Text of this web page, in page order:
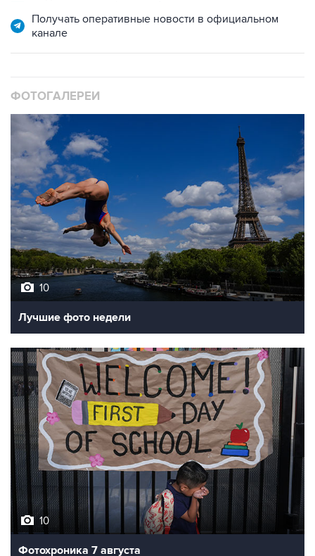
10
Лучшие фото недели
10
Фотохроника 7 августа